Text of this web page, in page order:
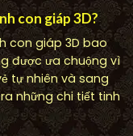
con giáp 3D?
con giáp 3D bao
được ưa chuộng vì
tự nhiên và sang
những chi tiết tinh